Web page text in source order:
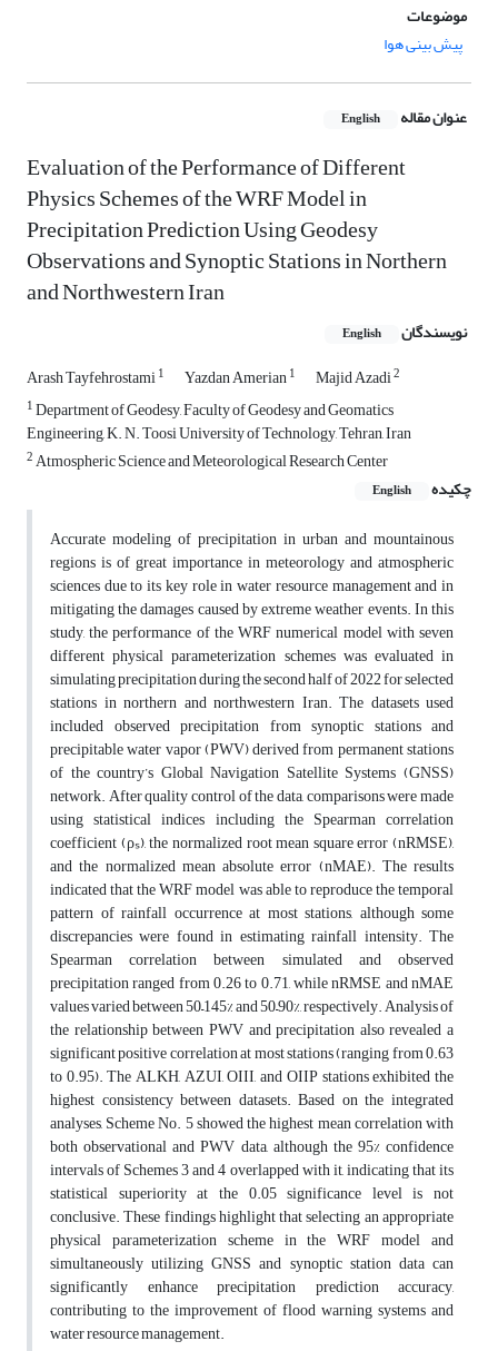
موضوعات
پیش بینی هوا
عنوان مقاله English
Evaluation of the Performance of Different
Physics Schemes of the WRF Model in
Precipitation Prediction Using Geodesy
Observations and Synoptic Stations in Northern
and Northwestern Iran
نویسندگان English
Arash Tayfehrostami1 Yazdan Amerian1 Majid Azadi2
1Department of Geodesy, Faculty of Geodesy and Geomatics
Engineering, K. N. Toosi University of Technology, Tehran, Iran
2Atmospheric Science and Meteorological Research Center
چکیده
English
Accurate modeling of precipitation in urban and mountainous
regions is of great importance in meteorology and atmospheric
sciences due to its key role in water resource management and in
mitigating the damages caused by extreme weather events. In this
study, the performance of the WRF numerical model with seven
different physical parameterization schemes was evaluated in
simulating precipitation during the second half of 2022 for selected
stations in northern and northwestern Iran. The datasets used
included observed precipitation from synoptic stations and
precipitable water vapor (PWV) derived from permanent stations
of the country’s Global Navigation Satellite Systems (GNSS)
network. After quality control of the data, comparisons were made
using statistical indices including the Spearman correlation
coefficient (ρₛ), the normalized root mean square error (nRMSE),
and the normalized mean absolute error (nMAE). The results
indicated that the WRF model was able to reproduce the temporal
pattern of rainfall occurrence at most stations, although some
discrepancies were found in estimating rainfall intensity. The
Spearman correlation between simulated and observed
precipitation ranged from 0.26 to 0.71, while nRMSE and nMAE
values varied between 50–145% and 50–90%, respectively. Analysis of
the relationship between PWV and precipitation also revealed a
significant positive correlation at most stations (ranging from 0.63
to 0.95). The ALKH, AZUI, OIII, and OIIP stations exhibited the
highest consistency between datasets. Based on the integrated
analyses, Scheme No. 5 showed the highest mean correlation with
both observational and PWV data, although the 95% confidence
intervals of Schemes 3 and 4 overlapped with it, indicating that its
statistical superiority at the 0.05 significance level is not
conclusive. These findings highlight that selecting an appropriate
physical parameterization scheme in the WRF model and
simultaneously utilizing GNSS and synoptic station data can
significantly enhance precipitation prediction accuracy,
contributing to the improvement of flood warning systems and
water resource management.